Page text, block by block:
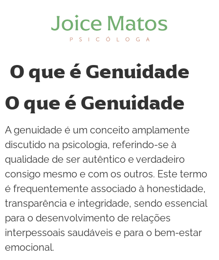
O que é Genuidade
O que é Genuidade
A genuidade é um conceito amplamente
discutido na psicologia, referindo-se à
qualidade de ser autêntico e verdadeiro
consigo mesmo e com os outros. Este termo
é frequentemente associado à honestidade,
transparência e integridade, sendo essencial
para o desenvolvimento de relações
interpessoais saudáveis e para o bem-estar
emocional.